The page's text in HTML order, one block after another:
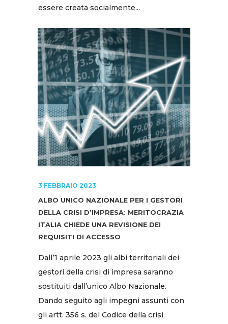
essere creata socialmente...
3 FEBBRAIO 2023
ALBO UNICO NAZIONALE PER I GESTORI
DELLA CRISI D’IMPRESA: MERITOCRAZIA
ITALIA CHIEDE UNA REVISIONE DEI
REQUISITI DI ACCESSO
Dall’1 aprile 2023 gli albi territoriali dei
gestori della crisi di impresa saranno
sostituiti dall’unico Albo Nazionale.
Dando seguito agli impegni assunti con
gli artt. 356 s. del Codice della crisi